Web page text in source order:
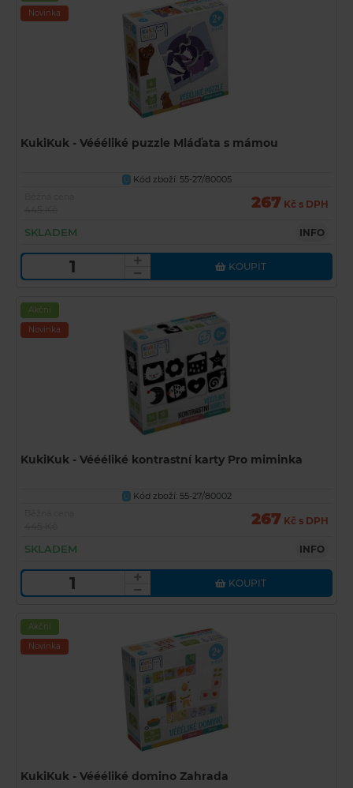
Novinka
KukiKuk - Véééliké puzzle Mláďata s mámou
U Kód zboží: 55-27/80005
267 Kč s DPH
SKLADEM INFO
KOUPIT
Akční
Novinka
KukiKuk - Véééliké kontrastní karty Pro miminka
U Kód zboží: 55-27/80002
267 Kč s DPH
SKLADEM INFO
KOUPIT
Akční
Novinka
KukiKuk - Véééliké domino Zahrada